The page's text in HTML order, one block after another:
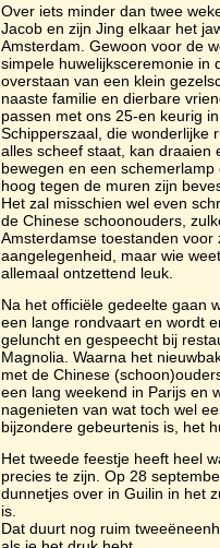
Over iets minder dan twee
Jacob en zijn Jing elkaar het
Amsterdam. Gewoon voor de
simpele huwelijksceremonie in
overstaan van een klein
naaste familie en dierbare
passen met ons 25-en keurig
Schipperszaal, die wonderlijke
alles scheef staat, kan draaien
bewegen en een
hoog tegen de muren zijn
Het zal misschien wel even
de Chinese schoonouders,
Amsterdamse toestanden voor
aangelegenheid, maar wie
allemaal ontzettend leuk.
Na het officiële gedeelte gaan
een lange rondvaart en wordt
geluncht en gespeecht bij
Magnolia. Waarna het
met de Chinese
een lang weekend in Parijs en
nagenieten van wat toch wel
bijzondere gebeurtenis is, het
Het tweede feestje heeft heel
precies te zijn. Op 28
dunnetjes over in Guilin in het
is.
Dat duurt nog ruim